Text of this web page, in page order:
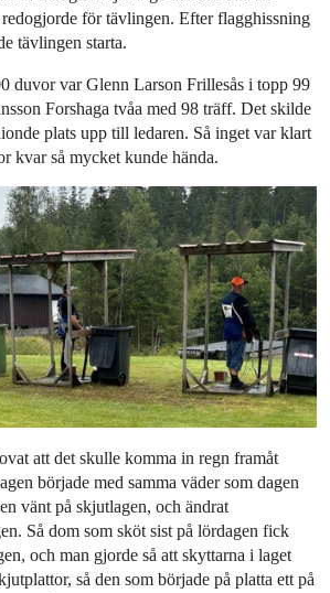
för tävlingen. Efter flagghissning
tävlingen starta.
duvor var Glenn Larson Frillesås i topp 99
Forshaga tvåa med 98 träff. Det skilde
plats upp till ledaren. Så inget var klart
kvar så mycket kunde hända.
att det skulle komma in regn framåt
började med samma väder som dagen
vänt på skjutlagen, och ändrat
Så dom som sköt sist på lördagen fick
och man gjorde så att skyttarna i laget
så den som började på platta ett på